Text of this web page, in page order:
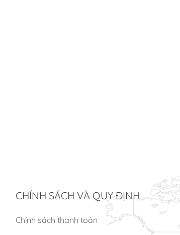
CHÍNH SÁCH VÀ QUY ĐỊNH
Chính sách thanh toán